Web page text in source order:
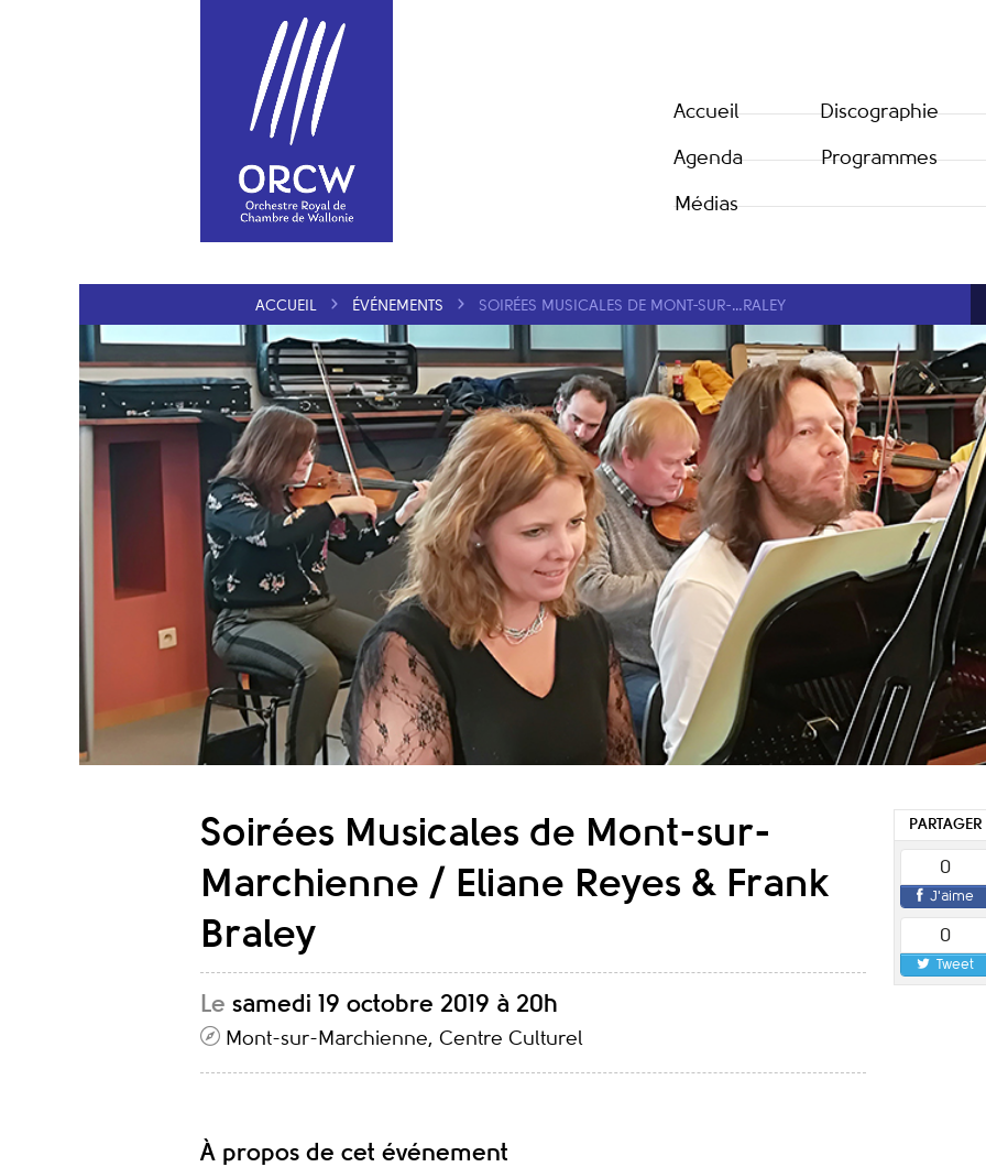
Accueil
Agenda
Médias
Discographie
Programmes
ACCUEIL ÉVÉNEMENTS SOIRÉES MUSICALES DE MONT-SUR-…RALEY
Soirées Musicales de Mont-sur-
Marchienne / Eliane Reyes & Frank
Braley
Le samedi 19 octobre 2019 à 20h
Mont-sur-Marchienne, Centre Culturel
À propos de cet événement
PARTAGER
0
J'aime
0
Tweet